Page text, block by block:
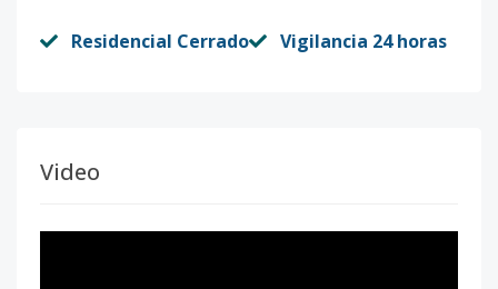
Residencial Cerrado Vigilancia 24 horas
Video